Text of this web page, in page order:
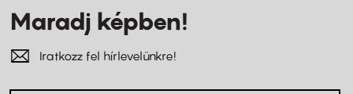
Maradj képben!
Iratkozz fel hírlevelünkre!